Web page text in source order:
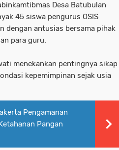
Desa Batubulan
45 siswa pengurus OSIS
dengan antusias bersama pihak
para guru.
menekankan pentingnya sikap
kepemimpinan sejak usia
Pengamanan
Pangan